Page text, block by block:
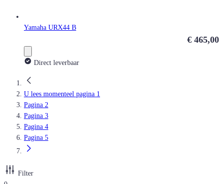
Filter
Yamaha URX44 B
€ 465,00
Direct leverbaar
U lees momenteel pagina 1
Pagina 2
Pagina 3
Pagina 4
Pagina 5